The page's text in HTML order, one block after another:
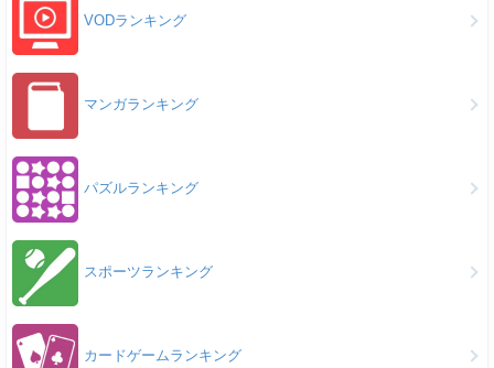
VODランキング
マンガランキング
パズルランキング
スポーツランキング
カードゲームランキング